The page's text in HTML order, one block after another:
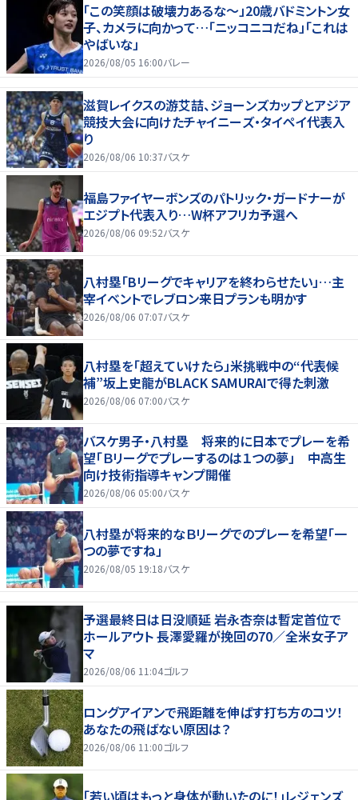
「この笑顔は破壊力あるな〜」20歳バドミントン女
子、カメラに向かって…「ニッコニコだね」「これは
やばいな」
2026/08/05 16:00バレー
滋賀レイクスの游艾喆、ジョーンズカップとアジア
競技大会に向けたチャイニーズ・タイペイ代表入
り
2026/08/06 10:37バスケ
福島ファイヤーボンズのパトリック・ガードナーが
エジプト代表入り…W杯アフリカ予選へ
2026/08/06 09:52バスケ
八村塁「Bリーグでキャリアを終わらせたい」…主
宰イベントでレブロン来日プランも明かす
2026/08/06 07:07バスケ
八村塁を「超えていけたら」米挑戦中の“代表候
補”坂上史龍がBLACK SAMURAIで得た刺激
2026/08/06 07:00バスケ
バスケ男子・八村塁 将来的に日本でプレーを希
望「Ｂリーグでプレーするのは１つの夢」 中高生
向け技術指導キャンプ開催
2026/08/06 05:00バスケ
八村塁が将来的なＢリーグでのプレーを希望「一
つの夢ですね」
2026/08/05 19:18バスケ
予選最終日は日没順延 岩永杏奈は暫定首位で
ホールアウト 長澤愛羅が挽回の70／全米女子ア
マ
2026/08/06 11:04ゴルフ
ロングアイアンで飛距離を伸ばす打ち方のコツ！
あなたの飛ばない原因は？
2026/08/06 11:00ゴルフ
「若い頃はもっと身体が動いたのに！」レジェンズ